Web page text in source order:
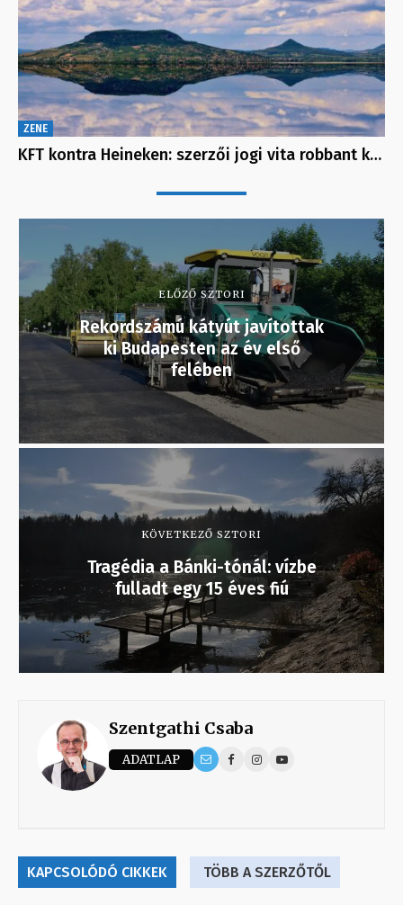
ZENE
KFT kontra Heineken: szerzői jogi vita robbant k…
ELŐZŐ SZTORI
Rekordszámú kátyút javítottak
ki Budapesten az év első
felében
KÖVETKEZŐ SZTORI
Tragédia a Bánki-tónál: vízbe
fulladt egy 15 éves fiú
Szentgathi Csaba
ADATLAP
KAPCSOLÓDÓ CIKKEK TÖBB A SZERZŐTŐL